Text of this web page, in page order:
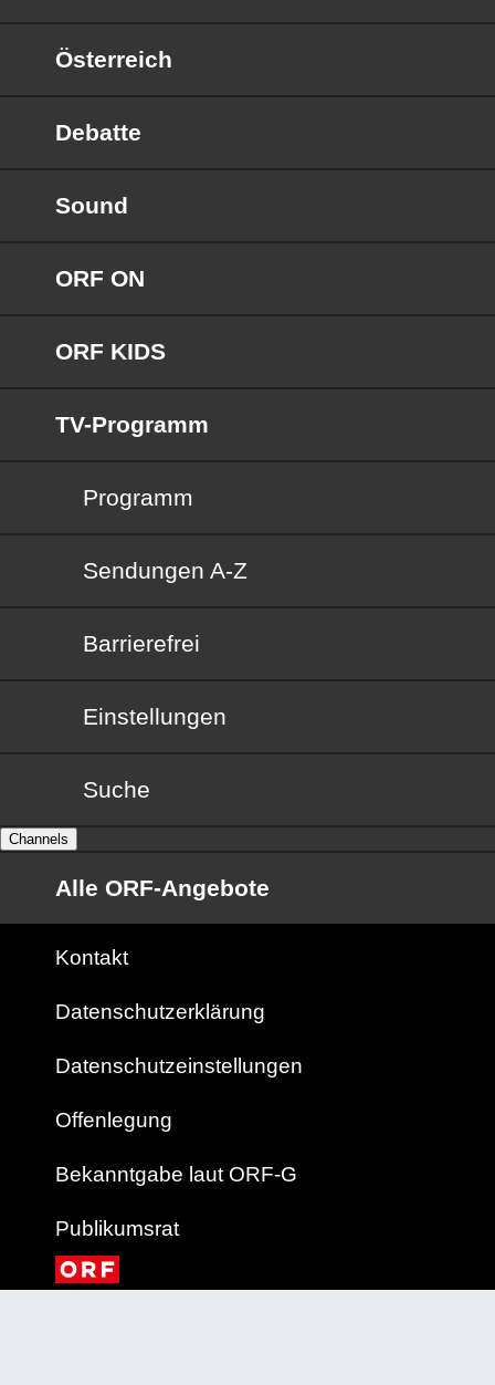
Österreich
Debatte
Sound
ORF ON
ORF KIDS
TV-Programm
Programm
Sendungen von A bis Z
Sendungen A-Z
Barrierefrei
Barrierefrei
Einstellungen
Suche
Channels
Alle ORF-Angebote
Kontakt
Datenschutzerklärung
Datenschutzeinstellungen
Offenlegung
Bekanntgabe laut ORF-G
Publikumsrat